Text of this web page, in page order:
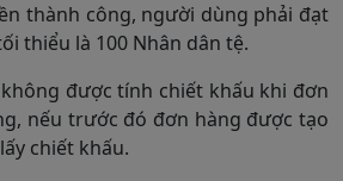
thành công, người dùng phải đạt
thiểu là 100 Nhân dân tệ.
được tính chiết khấu khi đơn
nếu trước đó đơn hàng được tạo
chiết khấu.